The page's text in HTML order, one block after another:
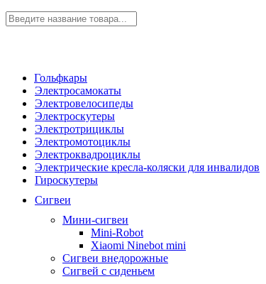
Гольфкары
Электросамокаты
Электровелосипеды
Электроскутеры
Электротрициклы
Электромотоциклы
Электроквадроциклы
Электрические кресла-коляски для инвалидов
Гироскутеры
Сигвеи
Мини-сигвеи
Mini-Robot
Xiaomi Ninebot mini
Сигвеи внедорожные
Сигвей с сиденьем